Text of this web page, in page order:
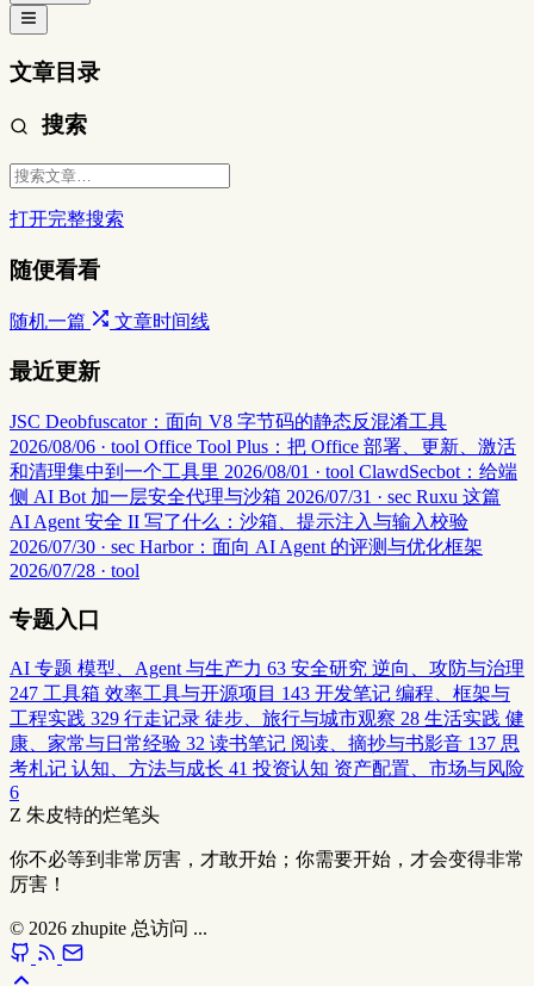
文章目录
搜索
打开完整搜索
随便看看
随机一篇 文章时间线
最近更新
JSC Deobfuscator：面向 V8 字节码的静态反混淆工具
2026/08/06 · tool Office Tool Plus：把 Office 部署、更新、激活
和清理集中到一个工具里 2026/08/01 · tool ClawdSecbot：给端
侧 AI Bot 加一层安全代理与沙箱 2026/07/31 · sec Ruxu 这篇
AI Agent 安全 II 写了什么：沙箱、提示注入与输入校验
2026/07/30 · sec Harbor：面向 AI Agent 的评测与优化框架
2026/07/28 · tool
专题入口
AI 专题 模型、Agent 与生产力 63 安全研究 逆向、攻防与治理
247 工具箱 效率工具与开源项目 143 开发笔记 编程、框架与
工程实践 329 行走记录 徒步、旅行与城市观察 28 生活实践 健
康、家常与日常经验 32 读书笔记 阅读、摘抄与书影音 137 思
考札记 认知、方法与成长 41 投资认知 资产配置、市场与风险
6
Z 朱皮特的烂笔头
你不必等到非常厉害，才敢开始；你需要开始，才会变得非常
厉害！
© 2026 zhupite 总访问 ...